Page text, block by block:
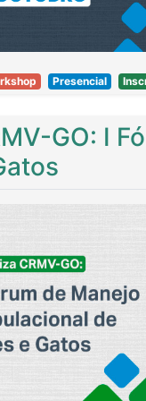
Presencial
GO: I